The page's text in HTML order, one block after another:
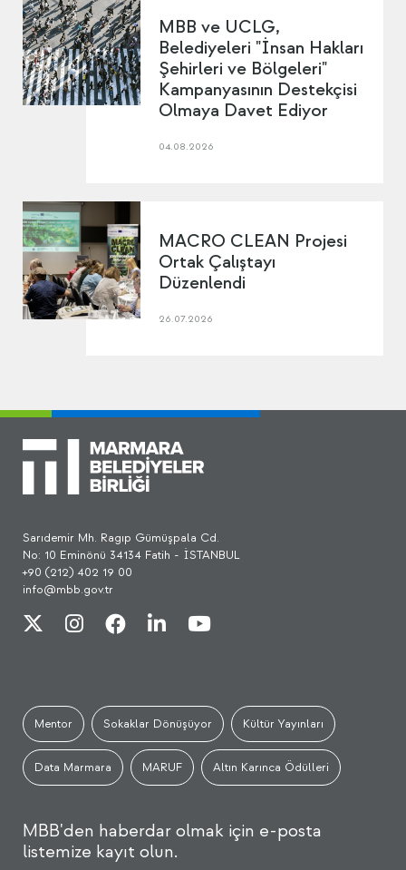
MBB ve UCLG,
Belediyeleri "İnsan Hakları
Şehirleri ve Bölgeleri"
Kampanyasının Destekçisi
Olmaya Davet Ediyor
04.08.2026
MACRO CLEAN Projesi
Ortak Çalıştayı
Düzenlendi
26.07.2026
Sarıdemir Mh. Ragıp Gümüşpala Cd.
No: 10 Eminönü 34134 Fatih - İSTANBUL
+90 (212) 402 19 00
info@mbb.gov.tr
Mentor Sokaklar Dönüşüyor Kültür Yayınları
Data Marmara MARUF Altın Karınca Ödülleri
MBB'den haberdar olmak için e-posta
listemize kayıt olun.